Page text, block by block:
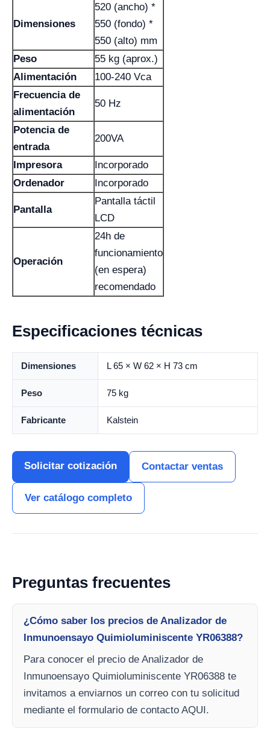
Dimensiones
520 (ancho) *
550 (fondo) *
550 (alto) mm
Peso
55 kg (aprox.)
Alimentación
100-240 Vca
Frecuencia de
alimentación
50 Hz
Potencia de
entrada
200VA
Impresora
Incorporado
Ordenador
Incorporado
Pantalla
Pantalla táctil
LCD
Operación
24h de
funcionamiento
(en espera)
recomendado
Especificaciones técnicas
Dimensiones L 65 × W 62 × H 73 cm
Peso 75 kg
Fabricante Kalstein
Solicitar cotización Contactar ventas
Ver catálogo completo
Preguntas frecuentes
¿Cómo saber los precios de Analizador de
Inmunoensayo Quimioluminiscente YR06388?
Para conocer el precio de Analizador de
Inmunoensayo Quimioluminiscente YR06388 te
invitamos a enviarnos un correo con tu solicitud
mediante el formulario de contacto AQUI.